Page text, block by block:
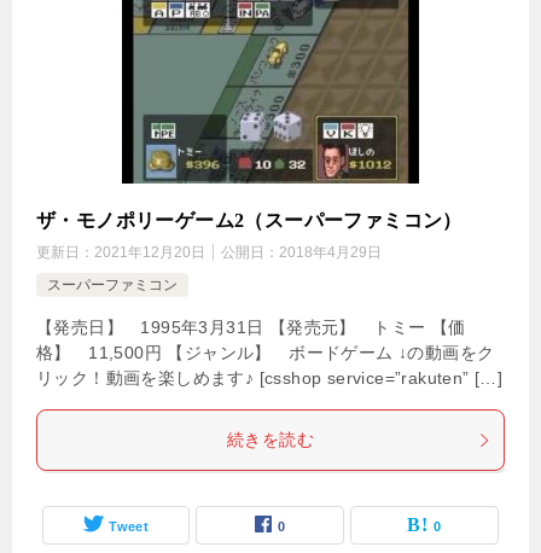
ザ・モノポリーゲーム2（スーパーファミコン）
更新日： 2021年12月20日 公開日： 2018年4月29日
スーパーファミコン
【発売日】 1995年3月31日 【発売元】 トミー 【価
格】 11,500円 【ジャンル】 ボードゲーム ↓の動画をク
リック！動画を楽しめます♪ [csshop service=”rakuten” […]
続きを読む
Tweet 0 0